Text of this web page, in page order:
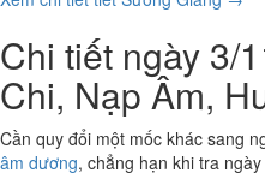
Chi tiết ngày 3/
Chi, Nạp Âm,
Cần quy đổi một mốc khác sang
âm dương, chẳng hạn khi tra